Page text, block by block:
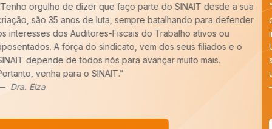
“Há cerca de dez anos entrei para a carreira de Auditoria-Fiscal
do Trabalho e ao longo desse período constatei que é
imprescindível o trabalho do SINAIT para a nossa categoria.
Uma carreira para ser forte precisa de um Sindicato forte,
sempre pronto para batalhar pelos nossos interesses. E tenho
um recado,COM VOCÊ FILIADO, SEREMOS MAIS!
Afonso Borges